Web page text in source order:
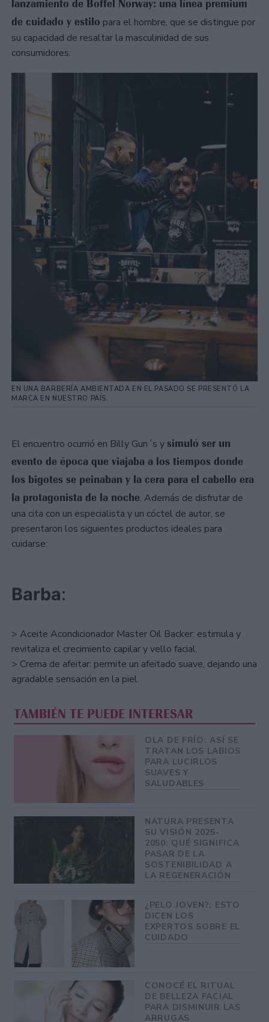
lanzamiento de Boffel Norway: una línea premium
de cuidado y estilo para el hombre, que se distingue por
su capacidad de resaltar la masculinidad de sus
consumidores.
EN UNA BARBERÍA AMBIENTADA EN EL PASADO SE PRESENTÓ LA
MARCA EN NUESTRO PAÍS.
El encuentro ocurrió en Billy Gun´s y simuló ser un
evento de época que viajaba a los tiempos donde
los bigotes se peinaban y la cera para el cabello era
la protagonista de la noche. Además de disfrutar de
una cita con un especialista y un cóctel de autor, se
presentaron los siguientes productos ideales para
cuidarse:
Barba:
> Aceite Acondicionador Master Oil Backer: estimula y
revitaliza el crecimiento capilar y vello facial.
> Crema de afeitar: permite un afeitado suave, dejando una
agradable sensación en la piel.
TAMBIÉN TE PUEDE INTERESAR
OLA DE FRÍO: ASÍ SE
TRATAN LOS LABIOS
PARA LUCIRLOS
SUAVES Y
SALUDABLES
NATURA PRESENTA
SU VISIÓN 2025-
2050: QUÉ SIGNIFICA
PASAR DE LA
SOSTENIBILIDAD A
LA REGENERACIÓN
¿PELO JOVEN?: ESTO
DICEN LOS
EXPERTOS SOBRE EL
CUIDADO
CONOCÉ EL RITUAL
DE BELLEZA FACIAL
PARA DISMINUIR LAS
ARRUGAS